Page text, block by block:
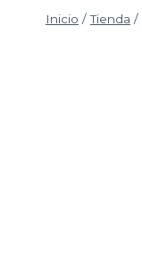
Inicio / Tienda /